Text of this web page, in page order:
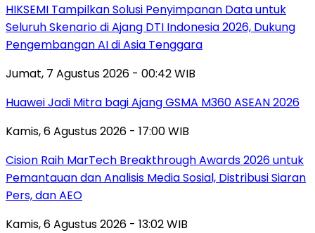
HIKSEMI Tampilkan Solusi Penyimpanan Data untuk
Seluruh Skenario di Ajang DTI Indonesia 2026, Dukung
Pengembangan AI di Asia Tenggara
Jumat, 7 Agustus 2026 - 00:42 WIB
Huawei Jadi Mitra bagi Ajang GSMA M360 ASEAN 2026
Kamis, 6 Agustus 2026 - 17:00 WIB
Cision Raih MarTech Breakthrough Awards 2026 untuk
Pemantauan dan Analisis Media Sosial, Distribusi Siaran
Pers, dan AEO
Kamis, 6 Agustus 2026 - 13:02 WIB